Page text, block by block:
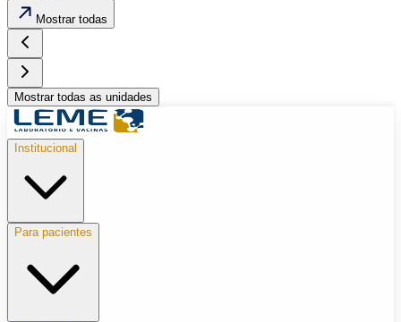
Mostrar todas
Mostrar todas as unidades
Institucional
Para pacientes